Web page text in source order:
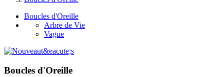
Boucles d'Oreille
Arbre de Vie
Vague
Boucles d'Oreille